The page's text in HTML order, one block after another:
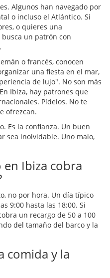
Algunos han navegado por
o incluso el Atlántico. Si
o quieres una
un patrón con
o francés, conocen
una fiesta en el mar,
de lujo". No son más
Ibiza, hay patrones que
Pídelos. No te
ofrezcan.
Es la confianza. Un buen
sea inolvidable. Uno malo,
en Ibiza cobra
no por hora. Un día típico
9:00 hasta las 18:00. Si
un recargo de 50 a 100
del tamaño del barco y la
comida y la